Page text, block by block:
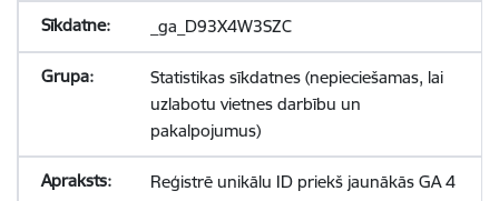
_ga_D93X4W3SZC
Statistikas sīkdatnes (nepieciešamas, lai
uzlabotu vietnes darbību un
pakalpojumus)
Reģistrē unikālu ID priekš jaunākās GA 4